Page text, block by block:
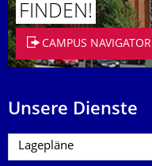
FINDEN!
CAMPUS NAVIGATOR
Unsere Dienste